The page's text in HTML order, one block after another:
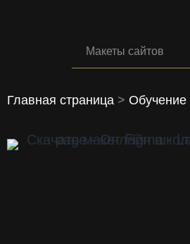
Макеты сайтов
Главная страница > Обучение